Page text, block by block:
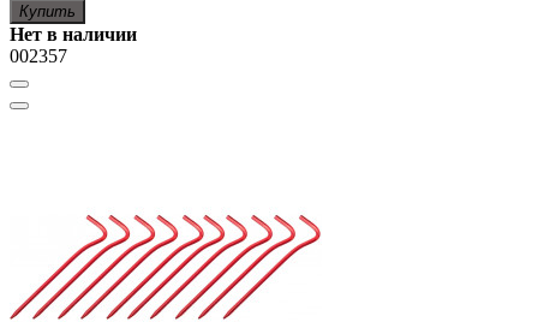
Купить
Нет в наличии
002357